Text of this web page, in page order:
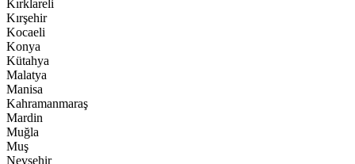
Kırklareli
Kırşehir
Kocaeli
Konya
Kütahya
Malatya
Manisa
Kahramanmaraş
Mardin
Muğla
Muş
Nevşehir